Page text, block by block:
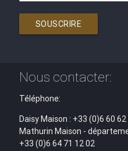
SOUSCRIRE
Nous contacter:
Téléphone:
Daisy Maison : +33 (0)6 60 62
Mathurin Maison -
+33 (0)6 64 71 12 02